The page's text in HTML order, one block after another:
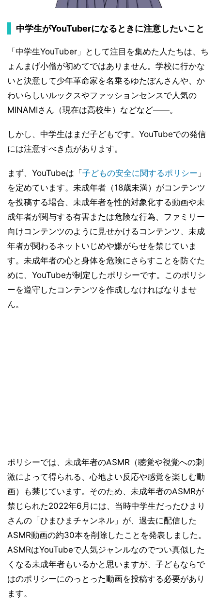
中学生がYouTuberになるときに注意したいこと
「中学生YouTuber」として注目を集めた人たちは、ち
ょんまげ小僧が初めてではありません。学校に行かな
いと決意して少年革命家を名乗るゆたぼんさんや、か
わいらしいルックスやファッションセンスで人気の
MINAMIさん（現在は高校生）などなど――。
しかし、中学生はまだ子どもです。YouTubeでの発信
には注意すべき点があります。
まず、YouTubeは「 子どもの安全に関するポリシー 」
を定めています。未成年者（18歳未満）がコンテンツ
を投稿する場合、未成年者を性的対象化する動画や未
成年者が関与する有害または危険な行為、ファミリー
向けコンテンツのように見せかけるコンテンツ、未成
年者が関わるネットいじめや嫌がらせを禁じていま
す。未成年者の心と身体を危険にさらすことを防ぐた
めに、YouTubeが制定したポリシーです。このポリシ
ーを遵守したコンテンツを作成しなければなりませ
ん。
ポリシーでは、未成年者のASMR（聴覚や視覚への刺
激によって得られる、心地よい反応や感覚を楽しむ動
画）も禁じています。そのため、未成年者のASMRが
禁じられた2022年6月には、当時中学生だったひまり
さんの「ひまひまチャンネル」が、過去に配信した
ASMR動画の約30本を削除したことを発表しました。
ASMRはYouTubeで人気ジャンルなのでつい真似した
くなる未成年者もいるかと思いますが、子どもならで
はのポリシーにのっとった動画を投稿する必要があり
ます。